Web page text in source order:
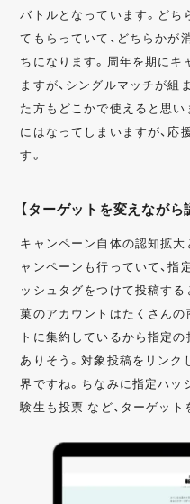
バトルとなっています。どち
てもらっていて、どちらかが
ちになります。周年を期にキ
ますが、シングルマッチが組
た方もどこかで使えると思い
にはなってしまいますが、応
す。
【ターゲットを変えながら
キャンペーン自体の認知拡
ャンペーンも行っていて、指
ッシュタグをつけて投稿す
菓のアカウントはたくさん
トに集約しているから指定
ありそう。対象投稿をリン
界ですね。ちなみに指定ハ
験生も投票 など、ターゲット